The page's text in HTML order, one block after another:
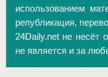
использованием
републикация,
24Daily.net не несёт
не является и за